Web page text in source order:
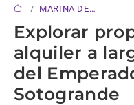
MARINA DE
SOTOGRANDE
Explorar
alquiler a
del
Sotogrande